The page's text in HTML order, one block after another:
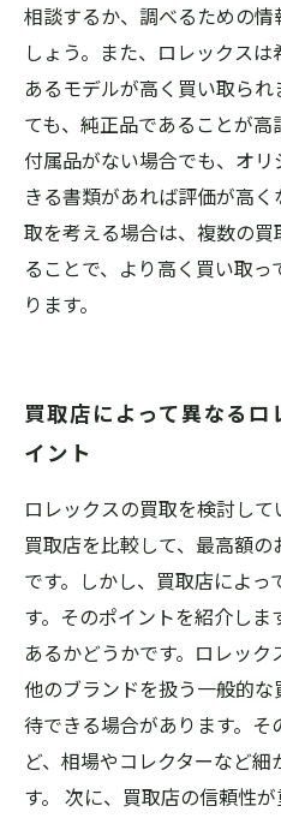
相談するか、調べるための
しょう。また、ロレックス
あるモデルが高く買い取ら
ても、純正品であることが
付属品がない場合でも、オ
きる書類があれば評価が高
取を考える場合は、複数の
ることで、より高く買い取
ります。
買取店によって異なる
イント
ロレックスの買取を検討し
買取店を比較して、最高額
です。しかし、買取店によっ
す。そのポイントを紹介しま
あるかどうかです。ロレック
他のブランドを扱う一般的
待できる場合があります。
ど、相場やコレクターなど
す。 次に、買取店の信頼性